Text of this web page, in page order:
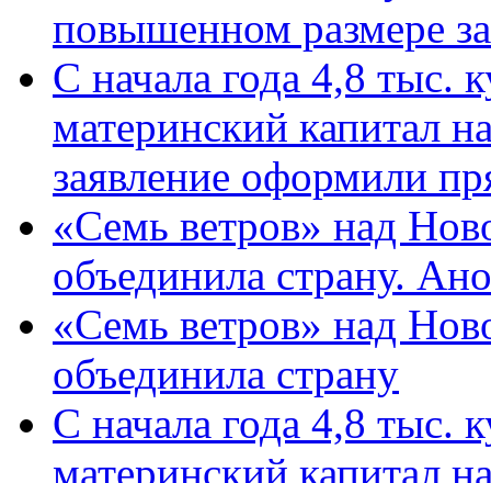
повышенном размере
С начала года 4,8 тыс.
материнский капитал
заявление оформили
«Семь ветров» над
объединила страну.
«Семь ветров» над
объединила страну
С начала года 4,8 тыс.
материнский капитал